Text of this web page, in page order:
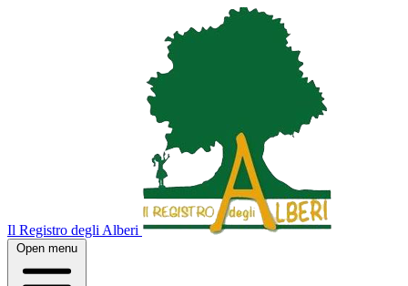
Il Registro degli Alberi
Open menu